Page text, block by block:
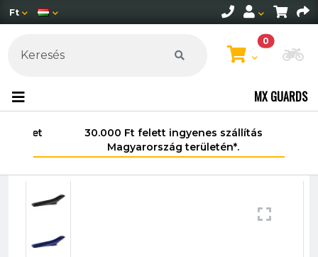
Ft
0
MX GUARDS
30.000 Ft felett ingyenes szállítás
Magyarország területén*.